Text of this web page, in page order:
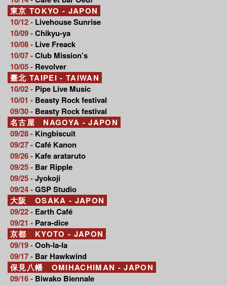
東京 TOKYO - JAPON
10/12 - Livehouse Sunrise
10/09 -Chikyu-ya
10/08 - Live Freack
10/07 -Club Mission’s
10/05 - Revolver
臺北 TAIPEI - TAIWAN
10/02 - Pipe Live Music
10/01 - Beasty Rock festival
09/30 - Beasty Rock festival
名古屋 NAGOYA - JAPON
09/28 - Kingbiscuit
09/27 -Café Kanon
09/26 - Kafe arataruto
09/25 - Bar Ripple
09/25 -Jyokoji
09/24 -GSP Studio
大阪 OSAKA - JAPON
09/22 - Earth Café
09/21 - Para-dice
京都 KYOTO - JAPON
09/19 -Ooh-la-la
09/17 - Bar Hawkwind
保見八幡 OMIHACHIMAN - JAPON
09/16 - Biwako Biennale